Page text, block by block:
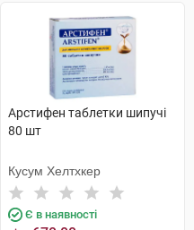
Арстифен таблетки шипучі
80 шт
Кусум Хелтхкер
Є в наявності